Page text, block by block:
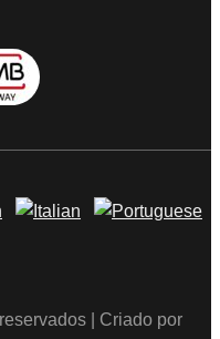
| Criado por